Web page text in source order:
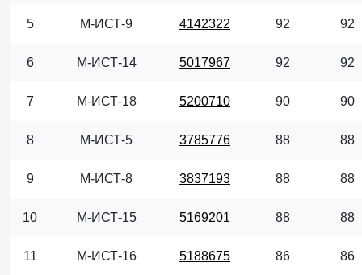
5 М-ИСТ-9 4142322 92 92
6 М-ИСТ-14 5017967 92 92
7 М-ИСТ-18 5200710 90 90
8 М-ИСТ-5 3785776 88 88
9 М-ИСТ-8 3837193 88 88
10 М-ИСТ-15 5169201 88 88
11 М-ИСТ-16 5188675 86 86